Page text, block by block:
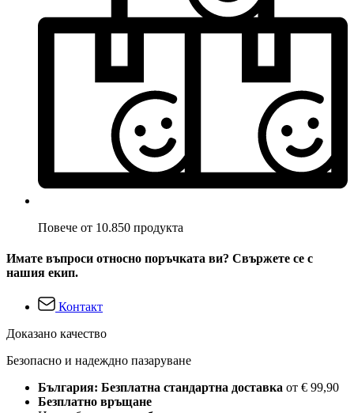
Повече от 10.850 продукта
Имате въпроси относно поръчката ви? Свържете се с
нашия екип.
Контакт
Доказано качество
Безопасно и надеждно пазаруване
България: Безплатна стандартна доставка от € 99,90
Безплатно връщане